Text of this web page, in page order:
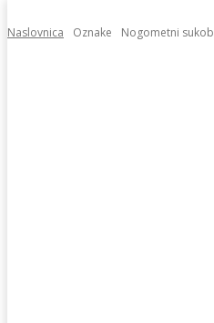
Naslovnica Oznake Nogometni sukob